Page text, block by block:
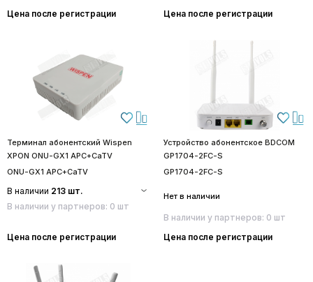
Цена после регистрации
Цена после регистрации
Терминал абонентский Wispen
XPON ONU-GX1 APC+CaTV
ONU-GX1 APC+CaTV
В наличии 213 шт.
В наличии у партнеров: 0 шт
Цена после регистрации
Устройство абонентское BDCOM
GP1704-2FC-S
GP1704-2FC-S
Нет в наличии
В наличии у партнеров: 0 шт
Цена после регистрации